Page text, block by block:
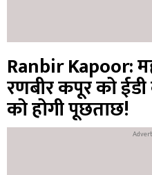
Ranbir Kapoor:
रणबीर कपूर को
को होगी पूछताछ!